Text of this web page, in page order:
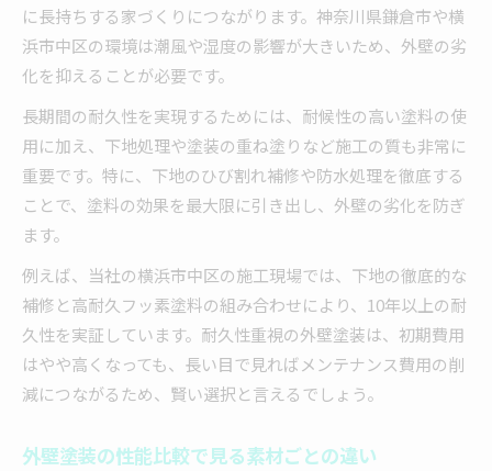
に長持ちする家づくりにつながります。神奈川県鎌倉市や横
浜市中区の環境は潮風や湿度の影響が大きいため、外壁の劣
化を抑えることが必要です。
長期間の耐久性を実現するためには、耐候性の高い塗料の使
用に加え、下地処理や塗装の重ね塗りなど施工の質も非常に
重要です。特に、下地のひび割れ補修や防水処理を徹底する
ことで、塗料の効果を最大限に引き出し、外壁の劣化を防ぎ
ます。
例えば、当社の横浜市中区の施工現場では、下地の徹底的な
補修と高耐久フッ素塗料の組み合わせにより、10年以上の耐
久性を実証しています。耐久性重視の外壁塗装は、初期費用
はやや高くなっても、長い目で見ればメンテナンス費用の削
減につながるため、賢い選択と言えるでしょう。
外壁塗装の性能比較で見る素材ごとの違い